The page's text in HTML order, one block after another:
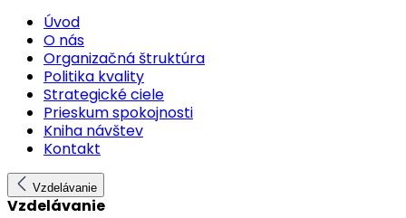
Úvod
O nás
Organizačná štruktúra
Politika kvality
Strategické ciele
Prieskum spokojnosti
Kniha návštev
Kontakt
Vzdelávanie
Vzdelávanie